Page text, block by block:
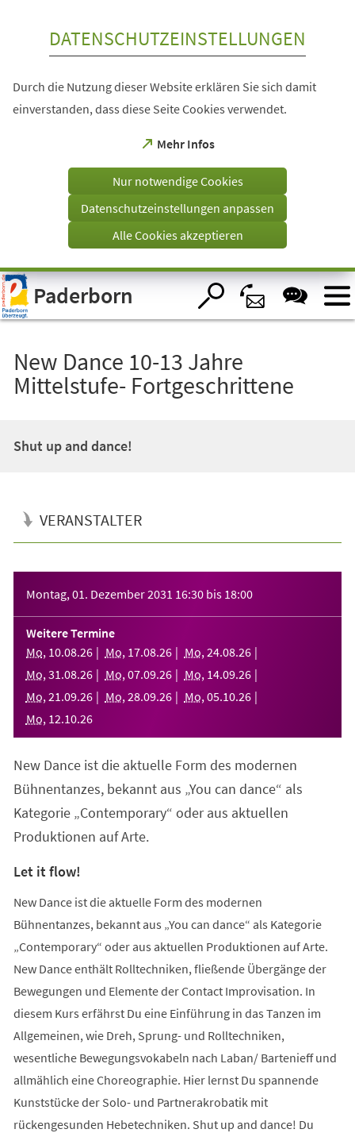
Visuelle
Assistenzsoftware
öffnen.
DATENSCHUTZEINSTELLUNGEN
Durch die Nutzung dieser Website erklären Sie sich damit
einverstanden, dass diese Seite Cookies verwendet.
Mehr Infos
(Öffnet
einem
Tab)
Nur notwendige Cookies
Datenschutzeinstellungen anpassen
Alle Cookies akzeptieren
Paderborn
New Dance 10-13 Jahre
Mittelstufe- Fortgeschrittene
Shut up and dance!
VERANSTALTER
Montag, 01. Dezember 2031 16:30 bis 18:00
Weitere Termine
Mo, 10.08.26 Mo, 17.08.26 Mo, 24.08.26
Mo, 31 .08.26 Mo, 07.09.26 Mo, 14.09.26
Mo, 21 .09.26 Mo, 28.09.26 Mo, 05.10.26
Mo, 12.10.26
New Dance ist die aktuelle Form des modernen
Bühnentanzes, bekannt aus „You can dance“ als
Kategorie „Contemporary“ oder aus aktuellen
Produktionen auf Arte.
Let it flow!
New Dance ist die aktuelle Form des modernen
Bühnentanzes, bekannt aus „You can dance“ als Kategorie
„Contemporary“ oder aus aktuellen Produktionen auf Arte.
New Dance enthält Rolltechniken, fließende Übergänge der
Bewegungen und Elemente der Contact Improvisation. In
diesem Kurs erfährst Du eine Einführung in das Tanzen im
Allgemeinen, wie Dreh, Sprung- und Rolltechniken,
wesentliche Bewegungsvokabeln nach Laban/ Bartenieff und
allmählich eine Choreographie. Hier lernst Du spannende
Kunststücke der Solo- und Partnerakrobatik mit
rückengesunden Hebetechniken. Shut up and dance! Du